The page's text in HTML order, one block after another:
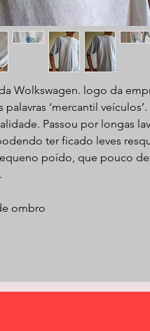
Wolkswagen. logo da
‘mercantil veículos’.
Passou por longas
ter ficado leves
poído, que pouco
ombro